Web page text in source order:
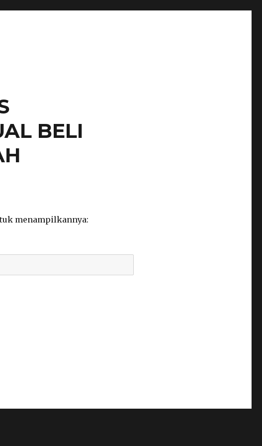
BELI
menampilkannya: